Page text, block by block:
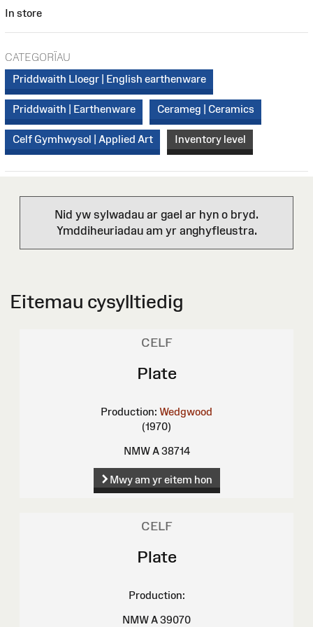
In store
CATEGORÏAU
Priddwaith Lloegr | English earthenware
Priddwaith | Earthenware Cerameg | Ceramics
Celf Gymhwysol | Applied Art Inventory level
Nid yw sylwadau ar gael ar hyn o bryd.
Ymddiheuriadau am yr anghyfleustra.
Eitemau cysylltiedig
CELF
Plate
Production: Wedgwood
(1970)
NMW A 38714
Mwy am yr eitem hon
CELF
Plate
Production:
NMW A 39070